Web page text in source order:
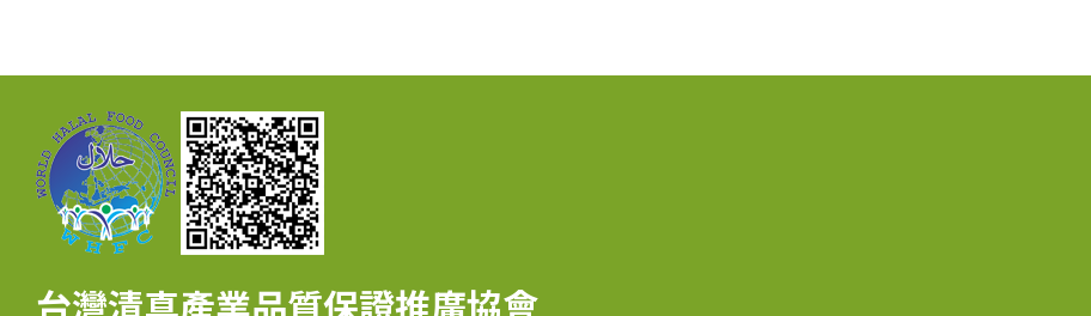
台灣清真產業品質保證推廣協會